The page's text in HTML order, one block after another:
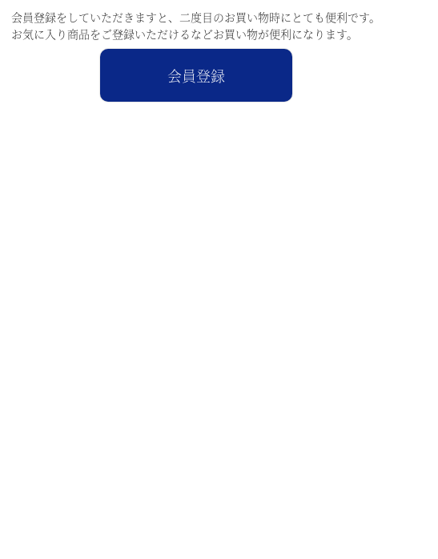
会員登録をしていただきますと、二度目のお買い物時にとても便利です。
お気に入り商品をご登録いただけるなどお買い物が便利になります。
会員登録